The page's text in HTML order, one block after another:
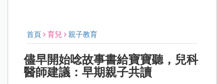
首頁 育兒 親子教育
儘早開始唸故事書給寶寶聽，兒科
醫師建議：早期親子共讀